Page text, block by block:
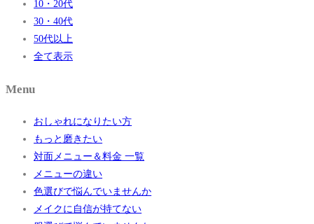
10・20代
30・40代
50代以上
全て表示
Menu
おしゃれになりたい方
もっと磨きたい
対面メニュー＆料金 一覧
メニューの違い
色選びで悩んでいませんか
メイクに自信が持てない